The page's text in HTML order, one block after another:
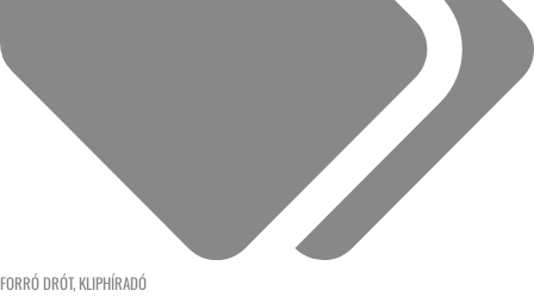
FORRÓ DRÓT, KLIPHÍRADÓ